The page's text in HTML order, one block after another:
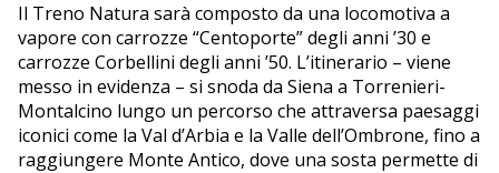
Il Treno Natura sarà composto da una locomotiva a
vapore con carrozze “Centoporte” degli anni ’30 e
carrozze Corbellini degli anni ’50. L’itinerario – viene
messo in evidenza – si snoda da Siena a Torrenieri-
Montalcino lungo un percorso che attraversa paesaggi
iconici come la Val d’Arbia e la Valle dell’Ombrone, fino a
raggiungere Monte Antico, dove una sosta permette di